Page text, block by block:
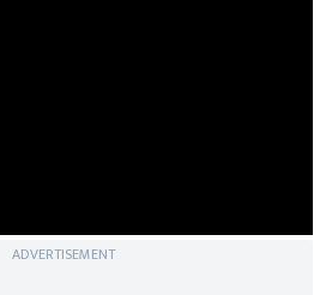
ADVERTISEMENT